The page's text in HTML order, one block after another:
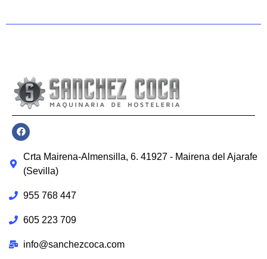
Crta Mairena-Almensilla, 6. 41927 - Mairena del Ajarafe
(Sevilla)
955 768 447
605 223 709
info@sanchezcoca.com